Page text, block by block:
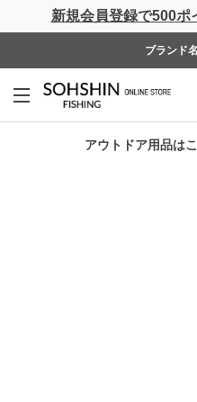
新規会員登録で500ポ
ブランド
アウトドア用品は
ライフベスト ウェーダー
ホーム > RBB >